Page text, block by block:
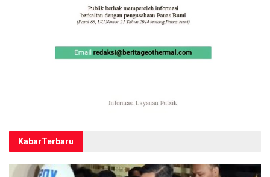
KabarTerbaru